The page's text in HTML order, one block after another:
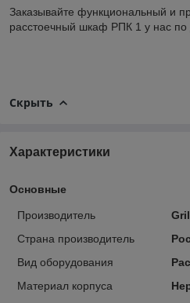
Заказывайте функциональный и
расстоечный шкаф РПК 1 у нас по
Скрыть
Характеристики
Основные
Производитель
Страна производитель
Вид оборудования
Материал корпуса